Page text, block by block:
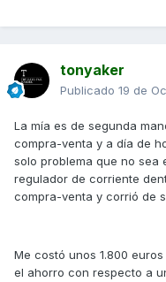
tonyaker
Publicado 19 de
La mía es de segunda
compra-venta y a día de
solo problema que no sea
regulador de corriente
compra-venta y corrió de
Me costó unos 1.800
el ahorro con respecto a